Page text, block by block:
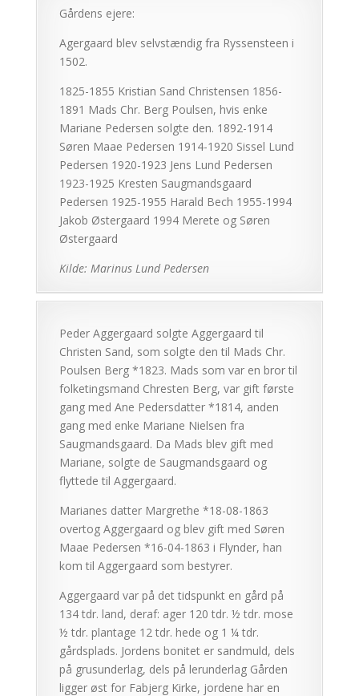
Gårdens ejere:
Agergaard blev selvstændig fra Ryssensteen i
1502.
1825-1855 Kristian Sand Christensen 1856-
1891 Mads Chr. Berg Poulsen, hvis enke
Mariane Pedersen solgte den. 1892-1914
Søren Maae Pedersen 1914-1920 Sissel Lund
Pedersen 1920-1923 Jens Lund Pedersen
1923-1925 Kresten Saugmandsgaard
Pedersen 1925-1955 Harald Bech 1955-1994
Jakob Østergaard 1994 Merete og Søren
Østergaard
Kilde: Marinus Lund Pedersen
Peder Aggergaard solgte Aggergaard til
Christen Sand, som solgte den til Mads Chr.
Poulsen Berg *1823. Mads som var en bror til
folketingsmand Chresten Berg, var gift første
gang med Ane Pedersdatter *1814, anden
gang med enke Mariane Nielsen fra
Saugmandsgaard. Da Mads blev gift med
Mariane, solgte de Saugmandsgaard og
flyttede til Aggergaard.
Marianes datter Margrethe *18-08-1863
overtog Aggergaard og blev gift med Søren
Maae Pedersen *16-04-1863 i Flynder, han
kom til Aggergaard som bestyrer.
Aggergaard var på det tidspunkt en gård på
134 tdr. land, deraf: ager 120 tdr. ½ tdr. mose
½ tdr. plantage 12 tdr. hede og 1 ¼ tdr.
gårdsplads. Jordens bonitet er sandmuld, dels
på grusunderlag, dels på lerunderlag Gården
ligger øst for Fabjerg Kirke, jordene har en